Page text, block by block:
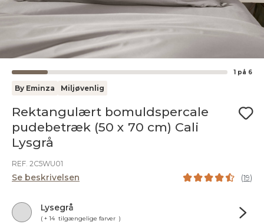
1 på 6
By Eminza Miljøvenlig
Rektangulært bomuldspercale
pudebetræk (50 x 70 cm) Cali
Lysgrå
REF. 2C5WU01
Se beskrivelsen (19)
Lysegrå
( + 14 tilgængelige farver )